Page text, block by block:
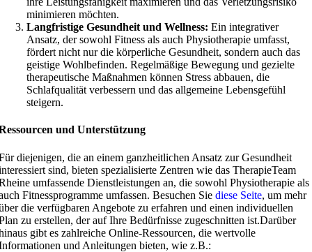
minimieren möchten.
Langfristige Gesundheit und Wellness: Ein integrativer
Ansatz, der sowohl Fitness als auch Physiotherapie umfasst,
fördert nicht nur die körperliche Gesundheit, sondern auch das
geistige Wohlbefinden. Regelmäßige Bewegung und gezielte
therapeutische Maßnahmen können Stress abbauen, die
Schlafqualität verbessern und das allgemeine Lebensgefühl
steigern.
und Unterstützung
diejenigen, die an einem ganzheitlichen Ansatz zur Gesundheit
sind, bieten spezialisierte Zentren wie das TherapieTeam
umfassende Dienstleistungen an, die sowohl Physiotherapie als
Fitnessprogramme umfassen. Besuchen Sie diese Seite, um mehr
die verfügbaren Angebote zu erfahren und einen individuellen
zu erstellen, der auf Ihre Bedürfnisse zugeschnitten ist.Darüber
gibt es zahlreiche Online-Ressourcen, die wertvolle
und Anleitungen bieten, wie z.B.: